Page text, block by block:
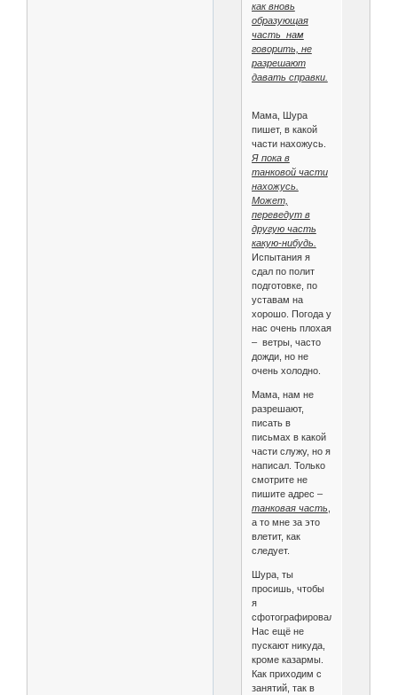
как вновь
образующая
часть нам
говорить, не
разрешают
давать справки.
Мама, Шура
пишет, в какой
части нахожусь.
Я пока в
танковой части
нахожусь.
Может,
переведут в
другую часть
какую-нибудь.
Испытания я
сдал по полит
подготовке, по
уставам на
хорошо. Погода у
нас очень плохая
– ветры, часто
дожди, но не
очень холодно.
Мама, нам не
разрешают,
писать в
письмах в какой
части служу, но я
написал. Только
смотрите не
пишите адрес –
танковая часть
а то мне за это
влетит, как
следует.
Шура, ты
просишь, чтобы
я
сфотографировался.
Нас ещё не
пускают никуда,
кроме казармы.
Как приходим с
занятий, так в